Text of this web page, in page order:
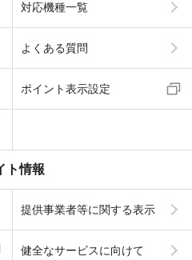
対応機種一覧
よくある質問
ポイント表示設定
ト情報
提供事業者等に関する表示
健全なサービスに向けて